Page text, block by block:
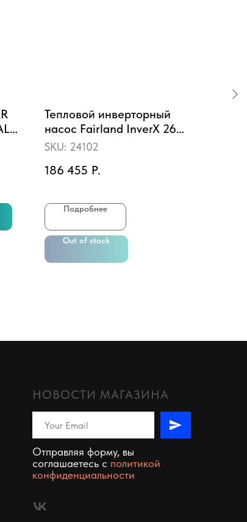
Тепловой инверторный
насос Fairland InverX 26
(10.5 кВт)
SKU: 24102
186 455 Р.
Подробнее
Out of stock
НОВОСТИ МАГАЗИНА
Отправляя форму, вы
соглашаетесь c политикой
конфиденциальности